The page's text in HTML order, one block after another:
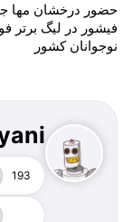
حضور درخشان مها
فیشور در لیگ برتر
نوجوانان کشور
193